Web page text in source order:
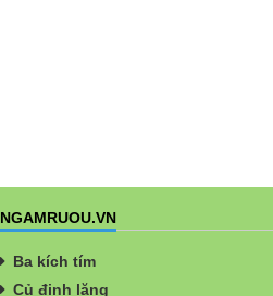
NGAMRUOU.VN
Ba kích tím
Củ đinh lăng